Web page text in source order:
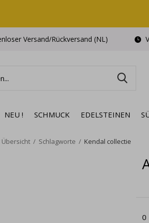
NEU ! SCHMUCK EDELSTEINEN
Versand/Rückversand (NL)
Schlagworte Kendal collectie
0